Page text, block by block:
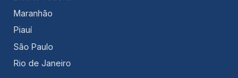
Maranhão
Piauí
São Paulo
Rio de Janeiro